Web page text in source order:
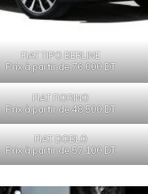
FIAT TIPO BERLINE
Prix à partir de 76 000 DT
FIAT FIORINO
Prix à partir de 48 500 DT
FIAT DOBLO
Prix à partir de 57 100DT